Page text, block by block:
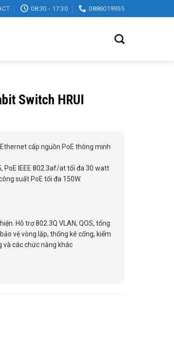
08:30 - 17:30 0886019955
Switch HRUI
cấp nguồn PoE thông minh
IEEE 802.3af/at tối đa 30 watt
suất PoE tối đa 150W.
Hỗ trợ 802.3Q VLAN, QOS, tổng
vệ vòng lặp, thống kê cổng, kiểm
và các chức năng khác